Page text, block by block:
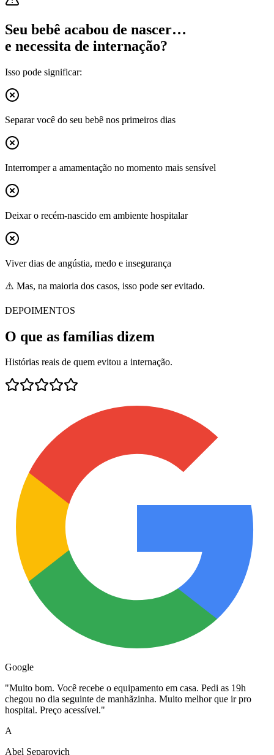
Seu bebê acabou de nascer…
e necessita de internação?
Isso pode significar:
Separar você do seu bebê nos primeiros dias
Interromper a amamentação no momento mais sensível
Deixar o recém-nascido em ambiente hospitalar
Viver dias de angústia, medo e insegurança
⚠️ Mas, na maioria dos casos, isso pode ser evitado.
DEPOIMENTOS
O que as famílias dizem
Histórias reais de quem evitou a internação.
Google
"Muito bom. Você recebe o equipamento em casa. Pedi as 19h
chegou no dia seguinte de manhãzinha. Muito melhor que ir pro
hospital. Preço acessível."
A
Abel Separovich